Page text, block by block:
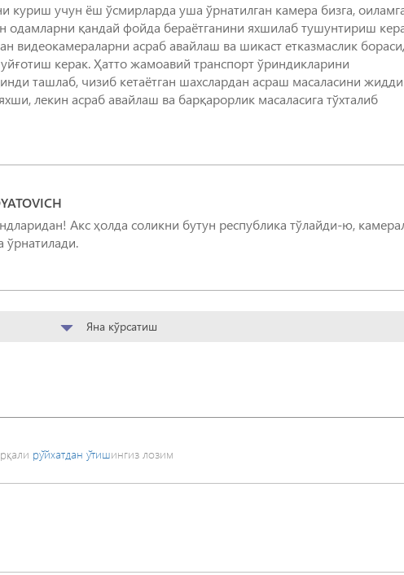
куриш учун ёш ўсмирларда уша ўрнатилган камера бизга,
одамларни қандай фойда бераётганини яхшилаб тушунтириш
видеокамераларни асраб авайлаш ва шикаст етказмаслик
керак. Ҳатто жамоавий транспорт ўриндикларини
ташлаб, чизиб кетаётган шахслардан асраш масаласини
лекин асраб авайлаш ва барқарорлик масаласига тўхталиб
Акс ҳолда соликни бутун республика тўлайди-ю,
ўрнатилади.
Яна кўрсатиш
рўйхатдан ўтишингиз лозим